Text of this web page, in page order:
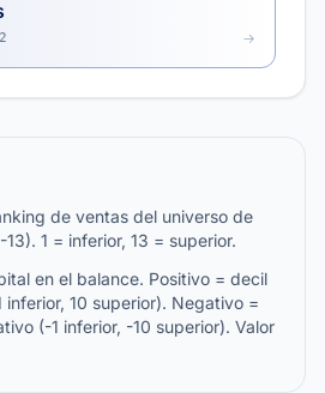
de ventas del universo de
1 = inferior, 13 = superior.
en el balance. Positivo = decil
10 superior). Negativo =
(-1 inferior, -10 superior). Valor